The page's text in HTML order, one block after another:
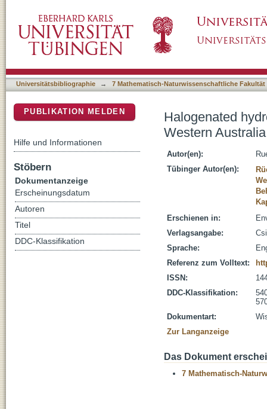
abiotic and biotic processes
Universitätsbibliographie → 7 Mathematisch-Naturwissenschaftliche Fakultät
Halogenated
Western
Autor(en):
Tübinger Autor(en):
Erschienen in:
Verlagsangabe:
Sprache:
Referenz zum Volltext:
ISSN:
DDC-Klassifikation:
Dokumentart:
Zur Langanzeige
Das Dokument
7 Mathematisch-
PUBLIKATION MELDEN
Hilfe und Informationen
Stöbern
Dokumentanzeige
Erscheinungsdatum
Autoren
Titel
DDC-Klassifikation